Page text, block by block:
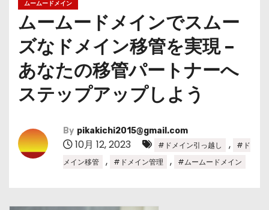
ムームードメイン
ムームードメインでスムー
ズなドメイン移管を実現 –
あなたの移管パートナーへ
ステップアップしよう
By pikakichi2015@gmail.com
10月 12, 2023 #ドメイン引っ越し ,
#ド
メイン移管
, #ドメイン管理 , #ムームードメイン